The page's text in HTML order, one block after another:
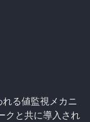
る値監視メカニ
クと共に導入され